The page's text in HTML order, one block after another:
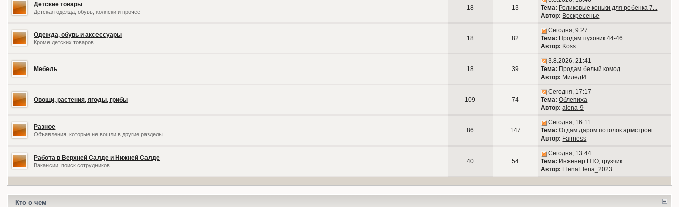
Детские товары
Детская одежда, обувь, коляски и прочее
18 13
Тема: Роликовые коньки для ребенка 7...
Автор: Воскресенье
Одежда, обувь и аксессуары
Кроме детских товаров
18 82
Сегодня, 9:27
Тема: Продам пуховик 44-46
Автор: Koss
Мебель 18 39
3.8.2026, 21:41
Тема: Продам белый комод
Автор: МиледИ..
Овощи, растения, ягоды, грибы 109 74
Сегодня, 17:17
Тема: Облепиха
Автор: alena-9
Разное
Объявления, которые не вошли в другие разделы
86 147
Сегодня, 16:11
Тема: Отдам даром потолок армстронг
Автор: Fairness
Работа в Верхней Салде и Нижней Салде
Вакансии, поиск сотрудников
40 54
Сегодня, 13:44
Тема: Инженер ПТО, грузчик
Автор: ElenaElena_2023
Кто о чем